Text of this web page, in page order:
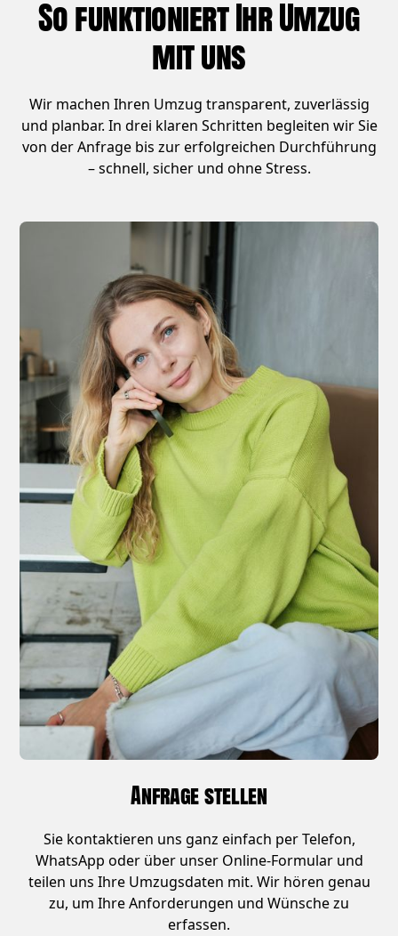
So funktioniert Ihr Umzug
mit uns
Wir machen Ihren Umzug transparent, zuverlässig
und planbar. In drei klaren Schritten begleiten wir Sie
von der Anfrage bis zur erfolgreichen Durchführung
– schnell, sicher und ohne Stress.
Anfrage stellen
Sie kontaktieren uns ganz einfach per Telefon,
WhatsApp oder über unser Online-Formular und
teilen uns Ihre Umzugsdaten mit. Wir hören genau
zu, um Ihre Anforderungen und Wünsche zu
erfassen.